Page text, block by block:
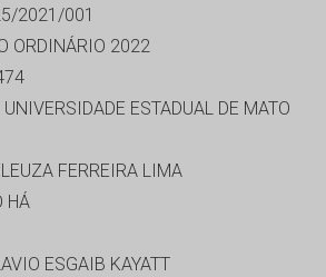
2021/001
ORDINÁRIO 2022
UNIVERSIDADE ESTADUAL DE MATO
FERREIRA LIMA
HÁ
ESGAIB KAYATT